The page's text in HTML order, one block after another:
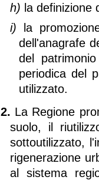
h) la definizione
i)
la
dell'anagrafe
del
periodica del
utilizzato.
2. La Regione
suolo, il
sottoutilizzato,
rigenerazione
al sistema